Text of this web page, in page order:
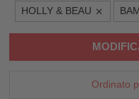
HOLLY & BEAU
Ordinato